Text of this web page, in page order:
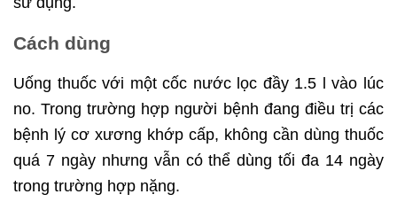
Cách dùng
Uống thuốc với một cốc nước lọc đầy 1.5 l vào lúc
no. Trong trường hợp người bệnh đang điều trị các
bệnh lý cơ xương khớp cấp, không cần dùng thuốc
quá 7 ngày nhưng vẫn có thể dùng tối đa 14 ngày
trong trường hợp nặng.